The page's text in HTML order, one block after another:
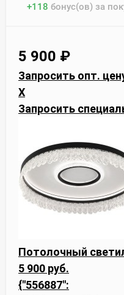
+118 бонус(ов) за
5 900 ₽
Запросить опт.
X
Запросить
Потолочный
5 900 руб.
{"556887":